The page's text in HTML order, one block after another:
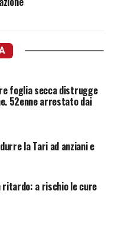
foglia secca distrugge
52enne arrestato dai
la Tari ad anziani e
ritardo: a rischio le cure